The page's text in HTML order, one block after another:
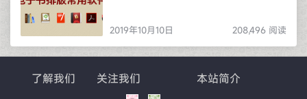
2019年10月10日 208,496 阅读
了解我们 关注我们 本站简介